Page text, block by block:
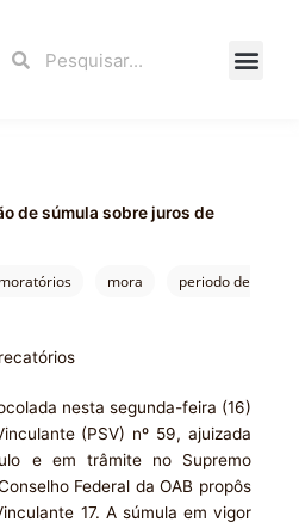
Search
de súmula sobre juros de
mora
periodo de
nesta segunda-feira (16)
(PSV) nº 59, ajuizada
e em trâmite no Supremo
Federal da OAB propôs
17. A súmula em vigor